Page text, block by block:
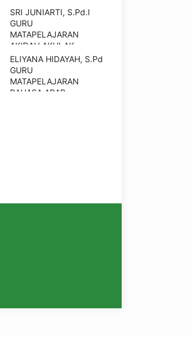
SRI JUNIARTI, S.Pd.I
GURU
MATAPELAJARAN
AKIDAH AKHLAK
ELIYANA HIDAYAH, S.Pd
GURU
MATAPELAJARAN
BAHASA ARAB